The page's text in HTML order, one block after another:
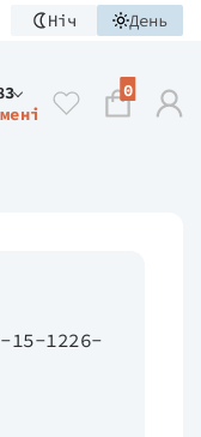
Ніч День
0
15-1226-